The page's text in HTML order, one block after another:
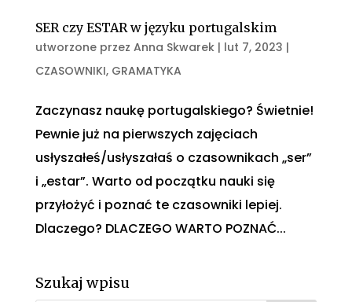
SER czy ESTAR w języku portugalskim
utworzone przez Anna Skwarek| lut 7, 2023 |
CZASOWNIKI, GRAMATYKA
Zaczynasz naukę portugalskiego? Świetnie!
Pewnie już na pierwszych zajęciach
usłyszałeś/usłyszałaś o czasownikach „ser”
i „estar”. Warto od początku nauki się
przyłożyć i poznać te czasowniki lepiej.
Dlaczego? DLACZEGO WARTO POZNAĆ...
Szukaj wpisu